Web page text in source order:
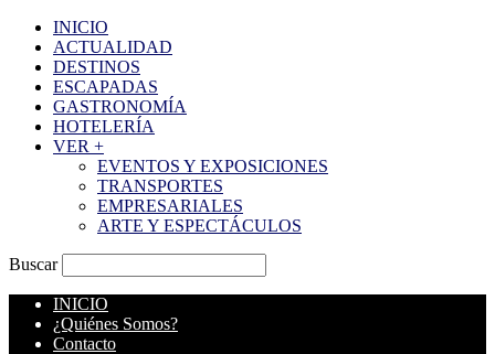
INICIO
ACTUALIDAD
DESTINOS
ESCAPADAS
GASTRONOMÍA
HOTELERÍA
VER +
EVENTOS Y EXPOSICIONES
TRANSPORTES
EMPRESARIALES
ARTE Y ESPECTÁCULOS
Buscar
INICIO
¿Quiénes Somos?
Contacto